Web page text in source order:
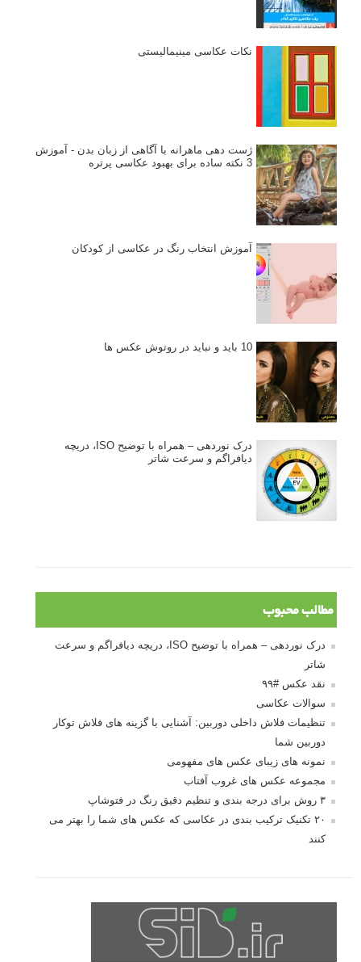
نکات عکاسی مینیمالیستی
ژست دهی ماهرانه با آگاهی از زبان بدن - آموزش
3 نکته ساده برای بهبود عکاسی پرتره
آموزش انتخاب رنگ در عکاسی از کودکان
10 باید و نباید در روتوش عکس ها
درک نوردهی – همراه با توضیح ISO، دریچه
دیافراگم و سرعت شاتر
مطالب محبوب
درک نوردهی – همراه با توضیح ISO، دریچه دیافراگم و سرعت
شاتر
نقد عکس #۹۹
سوالات عکاسی
تنظیمات فلاش داخلی دوربین: آشنایی با گزینه های فلاش توکار
دوربین شما
نمونه های زیبای عکس های مفهومی
مجموعه عکس های غروب آفتاب
۳ روش برای درجه بندی و تنظیم دقیق رنگ در فتوشاپ
۲۰ تکنیک ترکیب بندی در عکاسی که عکس های شما را بهتر می
کنند